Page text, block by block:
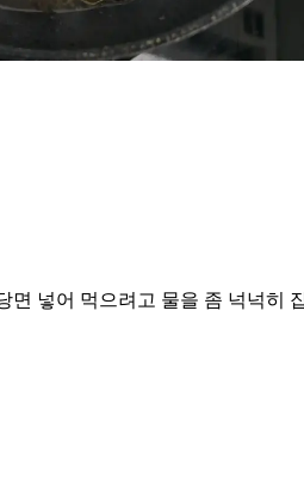
면 넣어 먹으려고 물을 좀 넉넉히